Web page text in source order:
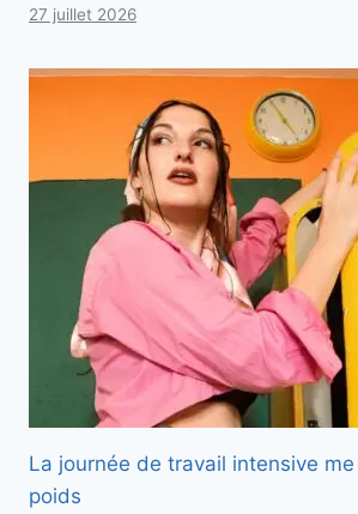
27 juillet 2026
La journée de travail intensive
poids